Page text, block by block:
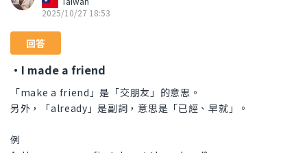
2025/10/27 18:53
回答
・I made a friend
「make a friend」是「交朋友」的意思。
另外，「already」是副詞，意思是「已經、早就」。
例